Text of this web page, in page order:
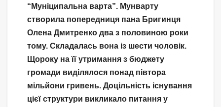
“Муніципальна варта”. Мунварту
створила попередниця пана Бригинця
Олена Дмитренко два з половиною роки
тому. Складалась вона із шести чоловік.
Щороку на її утримання з бюджету
громади виділялося понад півтора
мільйони гривень. Доцільність існування
цієї структури викликало питання у